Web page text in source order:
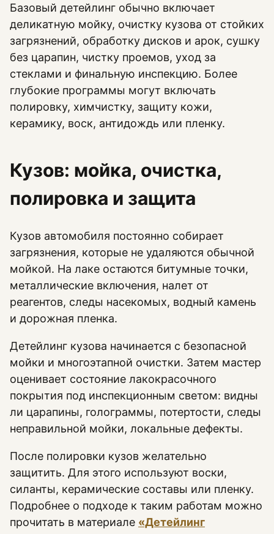
Базовый детейлинг обычно включает
деликатную мойку, очистку кузова от стойких
загрязнений, обработку дисков и арок, сушку
без царапин, чистку проемов, уход за
стеклами и финальную инспекцию. Более
глубокие программы могут включать
полировку, химчистку, защиту кожи,
керамику, воск, антидождь или пленку.
Кузов: мойка, очистка,
полировка и защита
Кузов автомобиля постоянно собирает
загрязнения, которые не удаляются обычной
мойкой. На лаке остаются битумные точки,
металлические включения, налет от
реагентов, следы насекомых, водный камень
и дорожная пленка.
Детейлинг кузова начинается с безопасной
мойки и многоэтапной очистки. Затем мастер
оценивает состояние лакокрасочного
покрытия под инспекционным светом: видны
ли царапины, голограммы, потертости, следы
неправильной мойки, локальные дефекты.
После полировки кузов желательно
защитить. Для этого используют воски,
силанты, керамические составы или пленку.
Подробнее о подходе к таким работам можно
прочитать в материале «Детейлинг